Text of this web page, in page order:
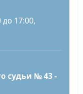
17:00,
судьи № 43 -